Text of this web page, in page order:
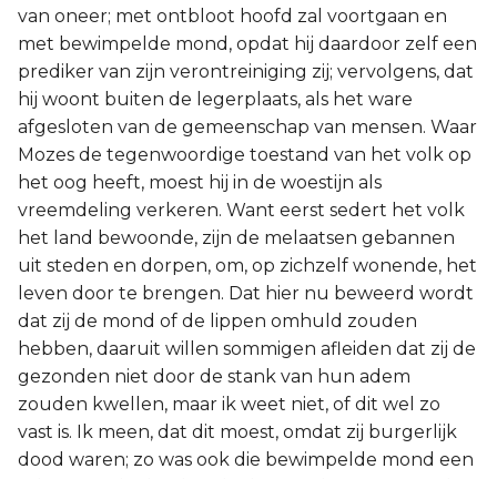
van oneer; met ontbloot hoofd zal voortgaan en
met bewimpelde mond, opdat hij daardoor zelf een
prediker van zijn verontreiniging zij; vervolgens, dat
hij woont buiten de legerplaats, als het ware
afgesloten van de gemeenschap van mensen. Waar
Mozes de tegenwoordige toestand van het volk op
het oog heeft, moest hij in de woestijn als
vreemdeling verkeren. Want eerst sedert het volk
het land bewoonde, zijn de melaatsen gebannen
uit steden en dorpen, om, op zichzelf wonende, het
leven door te brengen. Dat hier nu beweerd wordt
dat zij de mond of de lippen omhuld zouden
hebben, daaruit willen sommigen afleiden dat zij de
gezonden niet door de stank van hun adem
zouden kwellen, maar ik weet niet, of dit wel zo
vast is. Ik meen, dat dit moest, omdat zij burgerlijk
dood waren; zo was ook die bewimpelde mond een